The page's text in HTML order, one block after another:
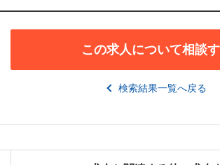
この求人について相談
検索結果一覧へ戻る